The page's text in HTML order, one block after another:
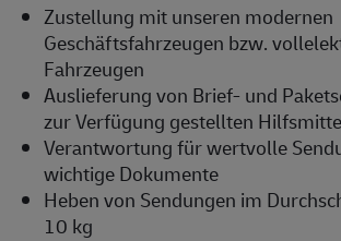
Zustellung mit unseren modernen
Geschäftsfahrzeugen bzw.
Fahrzeugen
Auslieferung von Brief- und
zur Verfügung gestellten
Verantwortung für wertvolle
wichtige Dokumente
Heben von Sendungen im
10 kg